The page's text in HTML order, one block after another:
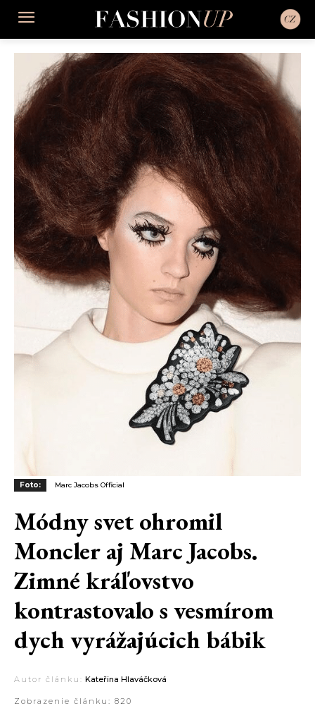
Foto: Marc Jacobs Official
Módny svet ohromil
Moncler aj Marc Jacobs.
Zimné kráľovstvo
kontrastovalo s vesmírom
dych vyrážajúcich bábik
Autor článku: Kateřina Hlaváčková
Zobrazenie článku: 820